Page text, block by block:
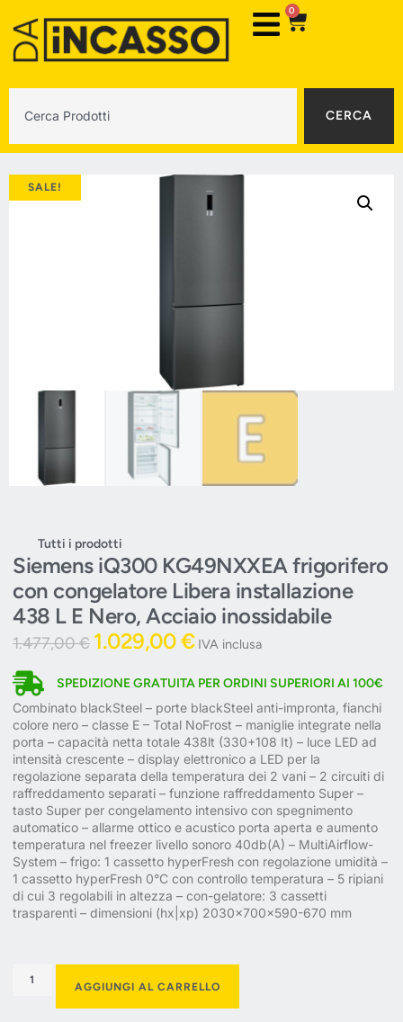
0
CERCA
SALE!
Tutti i prodotti
Siemens iQ300 KG49NXXEA frigorifero
con congelatore Libera installazione
438 L E Nero, Acciaio inossidabile
1.477,00€ 1.029,00€ IVA inclusa
SPEDIZIONE GRATUITA PER ORDINI SUPERIORI AI 100€
Combinato blackSteel – porte blackSteel anti-impronta, fianchi
colore nero – classe E – Total NoFrost – maniglie integrate nella
porta – capacità netta totale 438lt (330+108 It) – luce LED ad
intensità crescente – display elettronico a LED per la
regolazione separata della temperatura dei 2 vani – 2 circuiti di
raffreddamento separati – funzione raffreddamento Super –
tasto Super per congelamento intensivo con spegnimento
automatico – allarme ottico e acustico porta aperta e aumento
temperatura nel freezer livello sonoro 40db(A) – MultiAirflow-
System – frigo: 1 cassetto hyperFresh con regolazione umidità –
1 cassetto hyperFresh 0°C con controllo temperatura – 5 ripiani
di cui 3 regolabili in altezza – con-gelatore: 3 cassetti
trasparenti – dimensioni (hx|xp) 2030x700x590-670 mm
AGGIUNGI AL CARRELLO